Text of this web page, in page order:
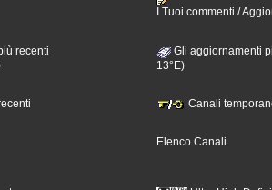
I Tuoi commenti /
recenti
Gli aggiornamenti
13°E)
Canali
Elenco Canali